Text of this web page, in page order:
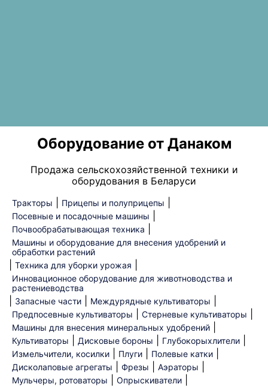
Оборудование от Данаком
Продажа сельскохозяйственной техники и
оборудования в Беларуси
Тракторы Прицепы и полуприцепы
Посевные и посадочные машины
Почвообрабатывающая техника
Машины и оборудование для внесения удобрений и
обработки растений
Техника для уборки урожая
Инновационное оборудование для животноводства и
растениеводства
Запасные части Междурядные культиваторы
Предпосевные культиваторы Стерневые культиваторы
Машины для внесения минеральных удобрений
Культиваторы Дисковые бороны Глубокорыхлители
Измельчители, косилки Плуги Полевые катки
Дисколаповые агрегаты Фрезы Аэраторы
Мульчеры, ротоваторы Опрыскиватели